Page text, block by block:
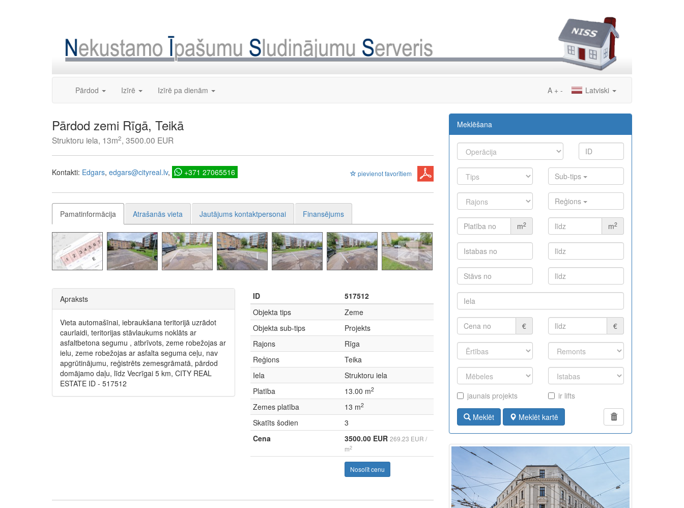
Pārdod Izīrē Izīrē pa dienām Latviski
A + -
Pārdod zemi Rīgā, Teikā
Struktoru iela, 13m2, 3500.00 EUR
pievienot favorītiem
Kontakti: Edgars edgars@cityreal.lv +371 27065516
Pamatinformācija Atrašanās vieta Jautājums kontaktpersonai Finansējums
Apraksts
Vieta automašīnai, iebraukšana teritorijā uzrādot
caurlaidi, teritorijas stāvlaukums noklāts ar
asfaltbetona segumu , atbrīvots, zeme robežojas ar
ielu, zeme robežojas ar asfalta seguma ceļu, nav
apgrūtinājumu, reģistrēts zemesgrāmatā, pārdod
domājamo daļu, līdz Vecrīgai 5 km, CITY REAL
ESTATE ID - 517512
ID
517512
Objekta tips
Zeme
Objekta sub-tips
Projekts
Rajons
Rīga
Reģions
Teika
Iela
Struktoru iela
Platība
13.00 m2
Zemes platība 13 m2
Skatīts šodien
3
Cena
3500.00 EUR 269.23 EUR /
m2
Nosolīt cenu
Meklēšana
Sub-tips
Reģions
m2 m2
€ €
jaunais projekts ir lifts
Meklēt Meklēt kartē